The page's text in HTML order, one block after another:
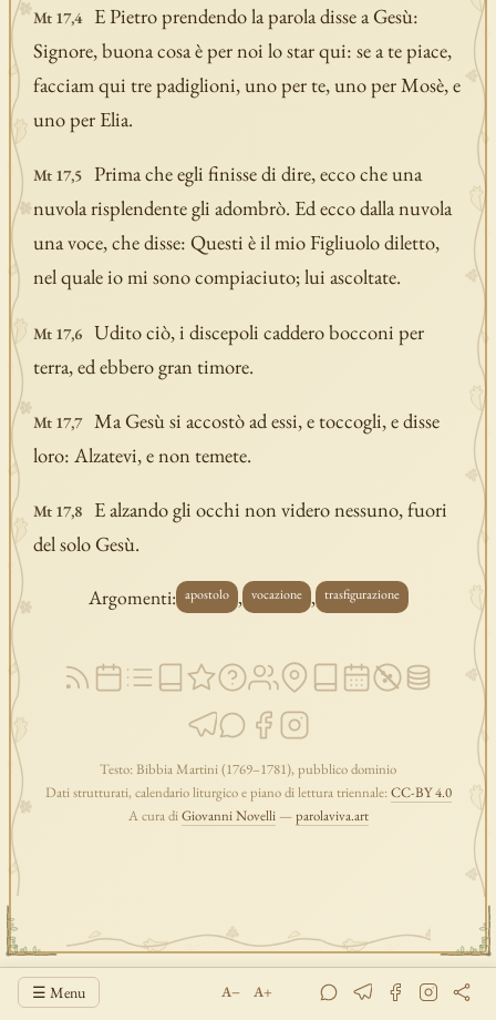
Mt 17,4
E Pietro prendendo la parola disse a Gesù:
Signore, buona cosa è per noi lo star qui: se a te piace,
facciam qui tre padiglioni, uno per te, uno per Mosè, e
uno per Elia.
Mt 17,5
Prima che egli finisse di dire, ecco che una
nuvola risplendente gli adombrò. Ed ecco dalla nuvola
una voce, che disse: Questi è il mio Figliuolo diletto,
nel quale io mi sono compiaciuto; lui ascoltate.
Mt 17,6
Udito ciò, i discepoli caddero bocconi per
terra, ed ebbero gran timore.
Mt 17,7
Ma Gesù si accostò ad essi, e toccogli, e disse
loro: Alzatevi, e non temete.
Mt 17,8
E alzando gli occhi non videro nessuno, fuori
del solo Gesù.
Argomenti: apostolo , vocazione , trasfigurazione
Testo: Bibbia Martini (1769–1781), pubblico dominio
Dati strutturati, calendario liturgico e piano di lettura triennale: CC-BY 4.0
A cura diGiovanni Novelli—parolaviva.art
☰ Menu A− A+